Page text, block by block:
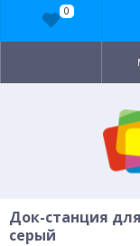
Док-станция для
серый
0